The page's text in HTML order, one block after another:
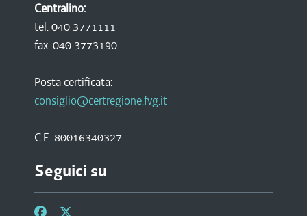
Centralino:
tel. 040 3771111
fax. 040 3773190
Posta certificata:
consiglio@certregione.fvg.it
C.F. 80016340327
Seguici su